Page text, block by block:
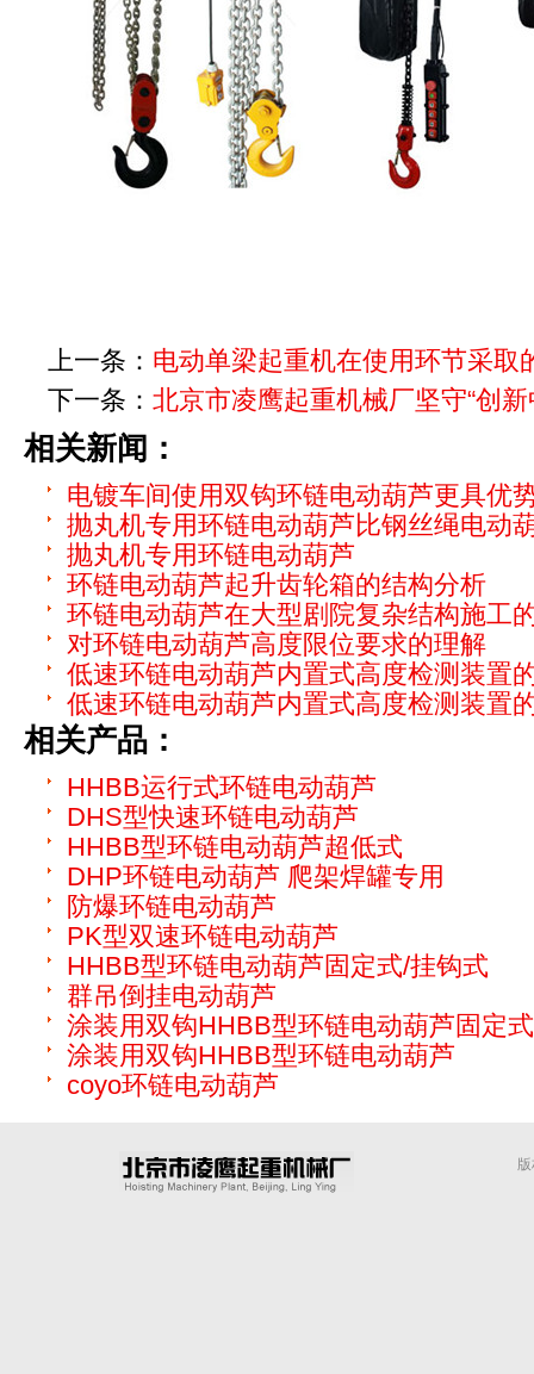
上一条： 电动单梁起重机在使用环节采取
下一条： 北京市凌鹰起重机械厂坚守“创
相关新闻：
电镀车间使用双钩环链电动葫芦更具优
抛丸机专用环链电动葫芦比钢丝绳电动
抛丸机专用环链电动葫芦
环链电动葫芦起升齿轮箱的结构分析
环链电动葫芦在大型剧院复杂结构施工
对环链电动葫芦高度限位要求的理解
低速环链电动葫芦内置式高度检测装置
低速环链电动葫芦内置式高度检测装置
相关产品：
HHBB运行式环链电动葫芦
DHS型快速环链电动葫芦
HHBB型环链电动葫芦超低式
DHP环链电动葫芦 爬架焊罐专用
防爆环链电动葫芦
PK型双速环链电动葫芦
HHBB型环链电动葫芦固定式/挂钩式
群吊倒挂电动葫芦
涂装用双钩HHBB型环链电动葫芦固定式
涂装用双钩HHBB型环链电动葫芦
coyo环链电动葫芦